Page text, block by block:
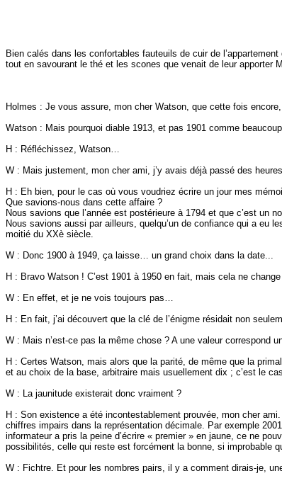
Bien calés dans les confortables fauteuils de cuir de l’appartement
tout en savourant le thé et les scones que venait de leur apporter
Holmes : Je vous assure, mon cher Watson, que cette fois
Watson : Mais pourquoi diable 1913, et pas 1901 comme
H : Réfléchissez, Watson…
W : Mais justement, mon cher ami, j’y avais déjà passé des
H : Eh bien, pour le cas où vous voudriez écrire un jour mes
Que savions-nous dans cette affaire ?
Nous savions que l’année est postérieure à 1794 et que c’est un
Nous savions aussi par ailleurs, quelqu’un de confiance qui a eu
moitié du XXè siècle.
W : Donc 1900 à 1949, ça laisse… un grand choix dans la date...
H : Bravo Watson ! C’est 1901 à 1950 en fait, mais cela ne
W : En effet, et je ne vois toujours pas…
H : En fait, j’ai découvert que la clé de l’énigme résidait non
W : Mais n’est-ce pas la même chose ? A une valeur correspond
H : Certes Watson, mais alors que la parité, de même que la
et au choix de la base, arbitraire mais usuellement dix ; c’est le
W : La jaunitude existerait donc vraiment ?
H : Son existence a été incontestablement prouvée, mon cher
chiffres impairs dans la représentation décimale. Par exemple 2001
informateur a pris la peine d’écrire « premier » en jaune, ce ne
possibilités, celle qui reste est forcément la bonne, si improbable
W : Fichtre. Et pour les nombres pairs, il y a comment dirais-je,